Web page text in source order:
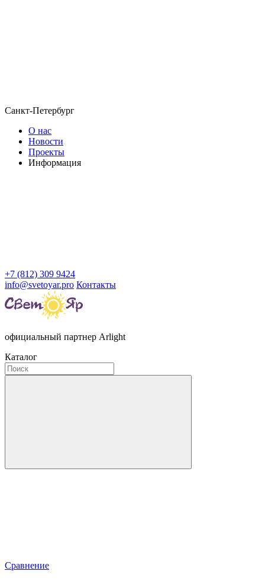
Санкт-Петербург
О нас
Новости
Проекты
Информация
+7 (812) 309 9424
info@svetoyar.pro Контакты
официальный партнер Arlight
Каталог
Сравнение